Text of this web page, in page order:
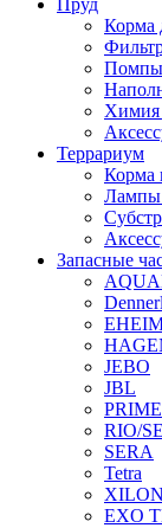
Пруд
Корма
Помпы
Химия
Террариум
Корма
Лампы
Запасные
JEBO
JBL
PRIME
RIO/
SERA
Tetra
EXO